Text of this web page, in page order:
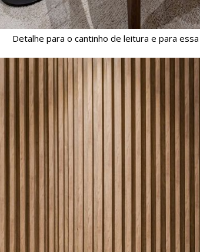
Detalhe para o cantinho de leitura e para